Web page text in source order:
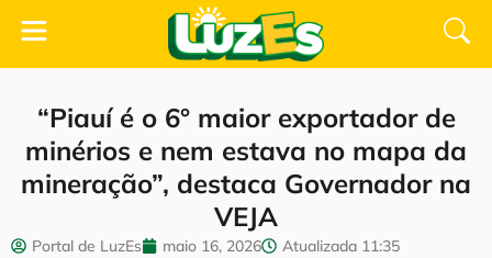
“Piauí é o 6° maior exportador de
minérios e nem estava no mapa da
mineração”, destaca Governador na
VEJA
Portal de LuzEs maio 16, 2026 Atualizada 11:35